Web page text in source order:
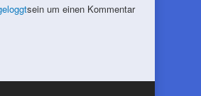
sein um einen Kommentar